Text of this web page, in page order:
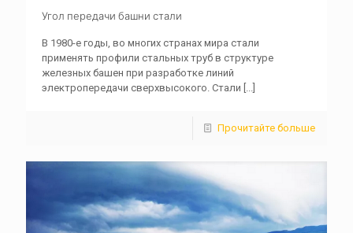
Угол передачи башни стали
В 1980-е годы, во многих странах мира стали
применять профили стальных труб в структуре
железных башен при разработке линий
электропередачи сверхвысокого. Стали
Прочитайте больше